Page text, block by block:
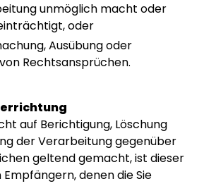
unmöglich macht oder
oder
Ausübung oder
Rechtsansprüchen.
auf Berichtigung, Löschung
der Verarbeitung gegenüber
geltend gemacht, ist dieser
denen die Sie